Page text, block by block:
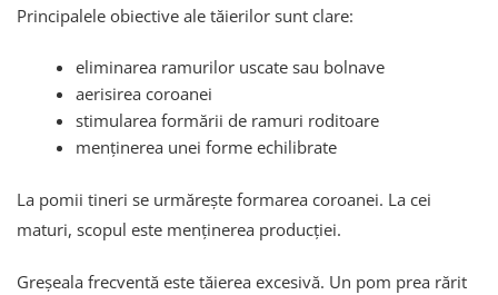
Principalele obiective ale tăierilor sunt clare:
eliminarea ramurilor uscate sau bolnave
aerisirea coroanei
stimularea formării de ramuri roditoare
menținerea unei forme echilibrate
La pomii tineri se urmărește formarea coroanei. La cei
maturi, scopul este menținerea producției.
Greșeala frecventă este tăierea excesivă. Un pom prea rărit